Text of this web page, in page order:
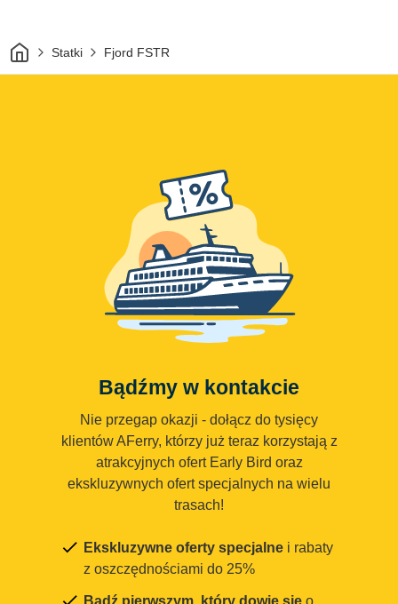
DomStatki Fjord FSTR
Bądźmy w kontakcie
Nie przegap okazji - dołącz do tysięcy
klientów AFerry, którzy już teraz korzystają z
atrakcyjnych ofert Early Bird oraz
ekskluzywnych ofert specjalnych na wielu
trasach!
Ekskluzywne oferty specjalne i rabaty
z oszczędnościami do 25%